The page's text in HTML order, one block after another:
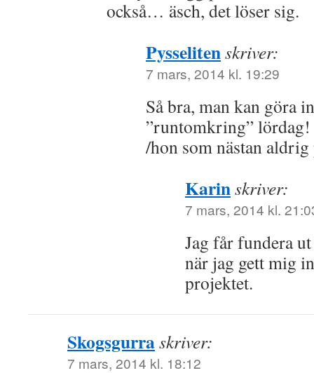
också… äsch, det löser sig.
Pysselitenskriver:
7 mars, 2014 kl. 19:29
Så bra, man kan göra
”runtomkring” lördag!
/hon som nästan
Karinskriver:
7 mars, 2014 kl.
Jag får fundera
när jag gett mig
projektet.
Skogsgurraskriver:
7 mars, 2014 kl. 18:12